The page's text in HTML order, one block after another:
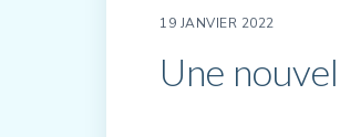
19 JANVIER 2022
Une